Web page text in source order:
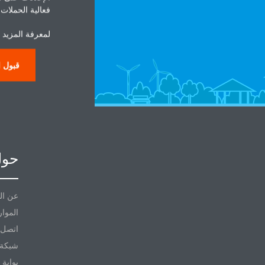
عن
اتصل
فعالية الحملات
لمعرفة
قبول